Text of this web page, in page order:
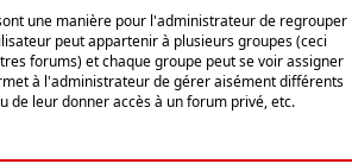
une manière pour l'administrateur de regrouper
peut appartenir à plusieurs groupes (ceci
forums) et chaque groupe peut se voir assigner
à l'administrateur de gérer aisément différents
de leur donner accès à un forum privé, etc.